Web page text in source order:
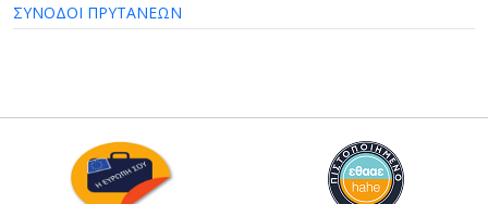
ΣΥΝΟΔΟΙ ΠΡΥΤΑΝΕΩΝ